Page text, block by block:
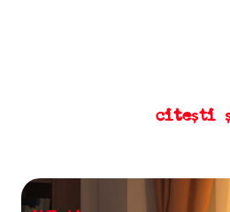
citești